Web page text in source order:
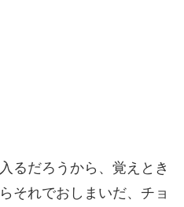
るだろうから、覚えとき
それでおしまいだ、チョ